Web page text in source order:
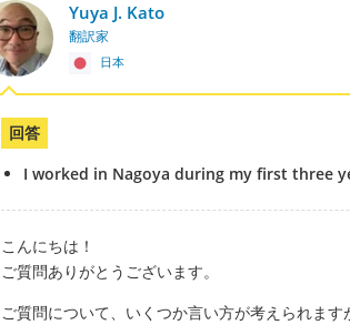
Yuya J. Kato
翻訳家
日本
回答
I worked in Nagoya during my first three
こんにちは！
ご質問ありがとうございます。
ご質問について、いくつか言い方が考えられます